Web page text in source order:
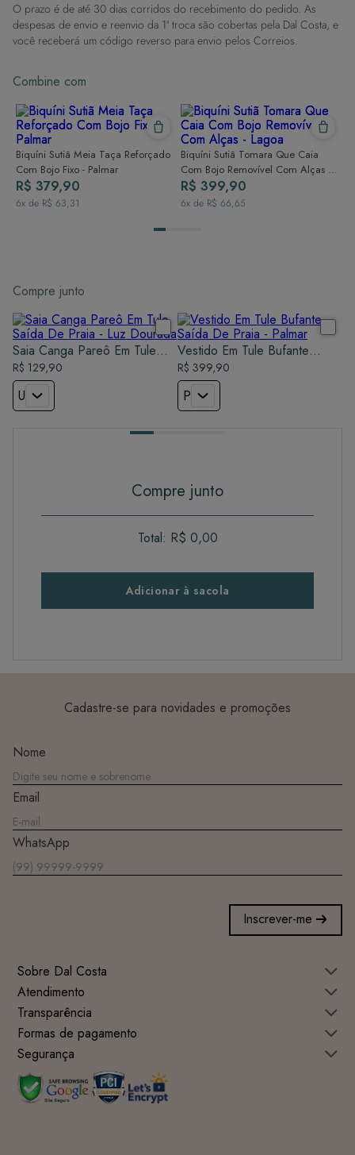
O prazo é de até 30 dias corridos do recebimento do pedido. As
despesas de envio e reenvio da 1ª troca são cobertas pela Dal Costa, e
você receberá um código reverso para envio pelos Correios.
Combine com
Biquíni Sutiã Meia Taça Reforçado
Com Bojo Fixo - Palmar
R$ 379,90
6x de R$ 63,31
Biquíni Sutiã Tomara Que Caia
Com Bojo Removível Com Alças -
Lagoa
R$ 399,90
6x de R$ 66,65
Compre junto
Saia Canga Pareô Em Tule
Saída De Praia - Luz Dourada
R$ 129,90
U
Vestido Em Tule Bufante
Saída De Praia - Palmar
R$ 399,90
P
Compre junto
Total: R$ 0,00
Adicionar à sacola
Cadastre-se para novidades e promoções
Nome
Email
WhatsApp
Inscrever-me
Sobre Dal Costa
Atendimento
Transparência
Formas de pagamento
Segurança